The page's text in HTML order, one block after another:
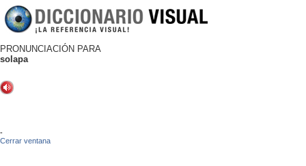
PRONUNCIACIÓN PARA
solapa
-
Cerrar ventana